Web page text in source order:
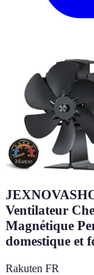
Ventilateur
Magnétique
domestique et
Rakuten FR